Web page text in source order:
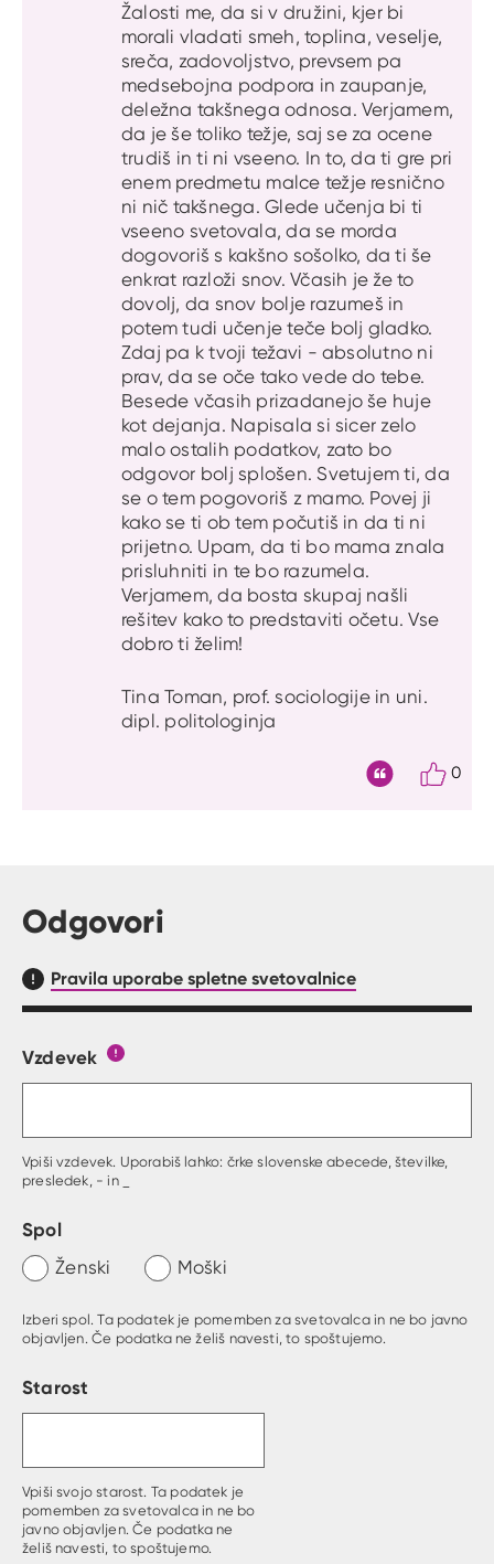
Žalosti me, da si v družini, kjer bi
morali vladati smeh, toplina, veselje,
sreča, zadovoljstvo, prevsem pa
medsebojna podpora in zaupanje,
deležna takšnega odnosa. Verjamem,
da je še toliko težje, saj se za ocene
trudiš in ti ni vseeno. In to, da ti gre pri
enem predmetu malce težje resnično
ni nič takšnega. Glede učenja bi ti
vseeno svetovala, da se morda
dogovoriš s kakšno sošolko, da ti še
enkrat razloži snov. Včasih je že to
dovolj, da snov bolje razumeš in
potem tudi učenje teče bolj gladko.
Zdaj pa k tvoji težavi - absolutno ni
prav, da se oče tako vede do tebe.
Besede včasih prizadanejo še huje
kot dejanja. Napisala si sicer zelo
malo ostalih podatkov, zato bo
odgovor bolj splošen. Svetujem ti, da
se o tem pogovoriš z mamo. Povej ji
kako se ti ob tem počutiš in da ti ni
prijetno. Upam, da ti bo mama znala
prisluhniti in te bo razumela.
Verjamem, da bosta skupaj našli
rešitev kako to predstaviti očetu. Vse
dobro ti želim!
Tina Toman, prof. sociologije in uni.
dipl. politologinja
0
Odgovori
Pravila uporabe spletne svetovalnice
Obrazec, kjer lahko zastaviš vprašanje
Vzdevek
Vpiši vzdevek. Uporabiš lahko: črke slovenske abecede, številke,
presledek, - in _
Spol
Ženski Moški
Izberi spol. Ta podatek je pomemben za svetovalca in ne bo javno
objavljen. Če podatka ne želiš navesti, to spoštujemo.
Starost
Vpiši svojo starost. Ta podatek je
pomemben za svetovalca in ne bo
javno objavljen. Če podatka ne
želiš navesti, to spoštujemo.